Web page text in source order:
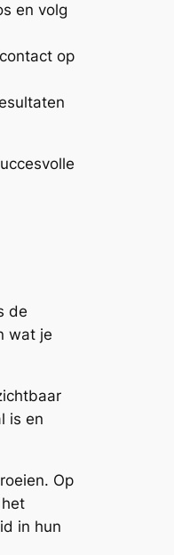
en volg
op
de
wat je
is en
Op
in hun